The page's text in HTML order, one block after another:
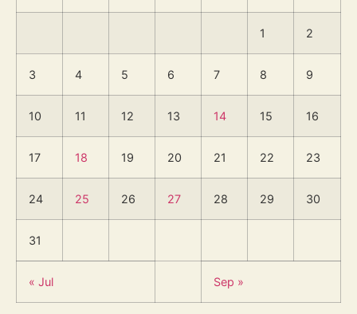
1 2
3 4 5 6 7 8 9
10 11 12 13 14 15 16
17 18 19 20 21 22 23
24 25 26 27 28 29 30
31
« Jul Sep »